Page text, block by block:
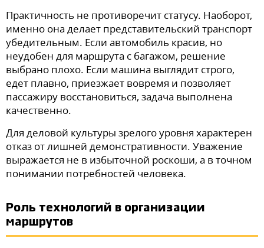
Практичность не противоречит статусу. Наоборот,
именно она делает представительский транспорт
убедительным. Если автомобиль красив, но
неудобен для маршрута с багажом, решение
выбрано плохо. Если машина выглядит строго,
едет плавно, приезжает вовремя и позволяет
пассажиру восстановиться, задача выполнена
качественно.
Для деловой культуры зрелого уровня характерен
отказ от лишней демонстративности. Уважение
выражается не в избыточной роскоши, а в точном
понимании потребностей человека.
Роль технологий в организации
маршрутов